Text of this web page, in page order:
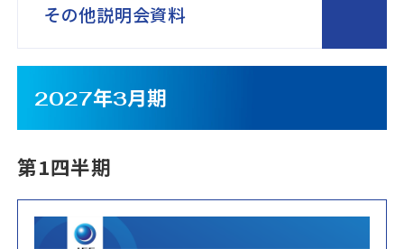
その他説明会資料
2027年3月期
第1四半期